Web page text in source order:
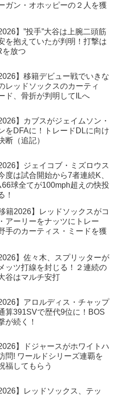
ガン・オホッピーの２人を獲
】”投手”大谷は上腕二頭筋
を抱えていたが判明！打撃は
を放つ
】移籍デビュー戦でいきな
レッドソックスのカーティ
ド、骨折が判明してILへ
】カブスがジェイムソン・
をDFAに！トレードDLに向け
断（追記）
】ジェイコブ・ミズロウス
度は試合開始から7者連続K、
66球全てが100mph超えの快投
！
籍2026】レッドソックスがコ
アーリーをナッツにトレー
手のカーティス・ミードを獲
】佐々木、スプリッターが
ッツ打線を封じる！２連続の
谷はマルチ安打
】アロルディス・チャップ
算391SVで歴代9位に！BOS
が続く！
】ドジャースがホワイトハ
問! ワールドシリーズ連覇を
福してもらう
】レッドソックス、テッ